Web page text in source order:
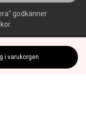
godkänner
i varukorgen